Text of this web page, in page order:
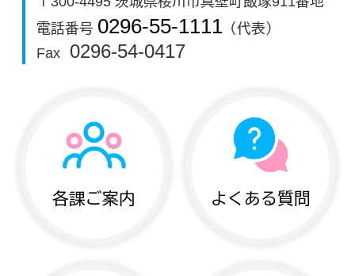
電話番号 0296-55-1111 （代表）
Fax
0296-54-0417
各課ご案内 よくある質問